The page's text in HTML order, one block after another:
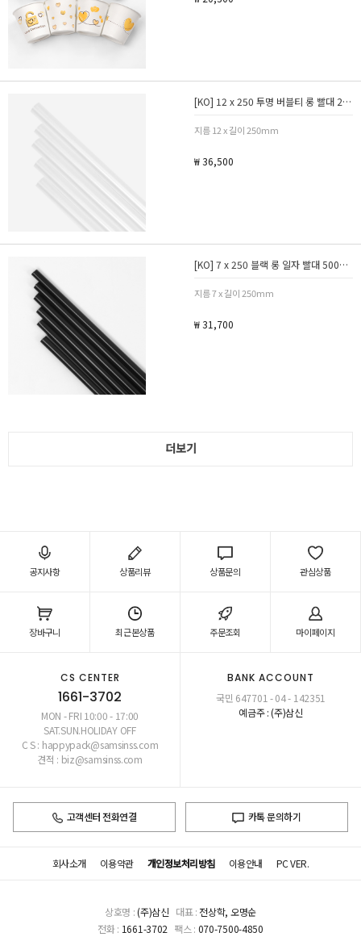
[KO] 12 x 250 투명 버블티 롱 빨대 2400개 / 벌크포장
지름 12 x 길이 250mm
₩ 36,500
[KO] 7 x 250 블랙 롱 일자 빨대 5000개 / 벌크포장
지름 7 x 길이 250mm
₩ 31,700
더보기
공지사항 상품리뷰 상품문의 관심상품
장바구니 최근본상품 주문조회 마이페이지
CS CENTER
1661-3702
MON - FRI 10:00 - 17:00
SAT.SUN.HOLIDAY OFF
C S : happypack@samsinss.com
견적 : biz@samsinss.com
BANK ACCOUNT
국민 647701 - 04 - 142351
예금주 : (주)삼신
고객센터 전화연결 카톡 문의하기
회사소개 이용약관 개인정보처리방침 이용안내 PC VER.
상호명 :(주)삼신 대표 : 전상학, 오명순
전화 : 1661-3702 팩스 : 070-7500-4850